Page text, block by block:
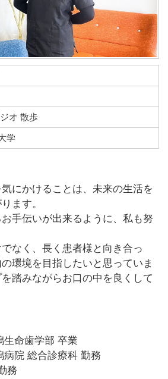
オ 散歩
学
にかけることは、未来の生活を
ます。
手伝いが出来るように、私も努
なく、長く患者様と向き合っ
環境を目指したいと思っていま
踏みながらお口の中を良くして
生命歯学部 卒業
病院 総合診療科 勤務
務